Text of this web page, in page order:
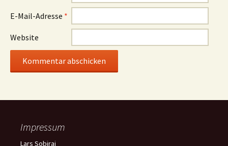
E-Mail-Adresse *
Website
Impressum
Lars Sobiraj